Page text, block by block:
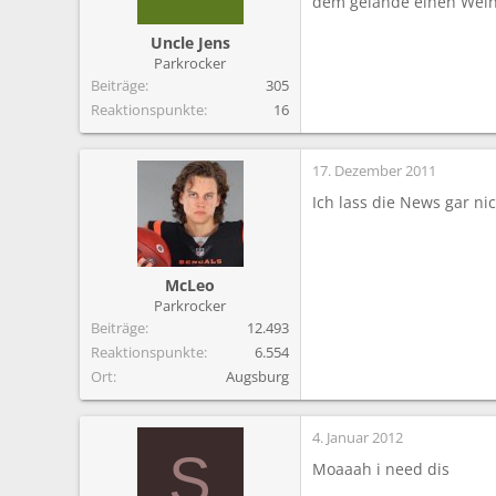
Uncle Jens
Parkrocker
Beiträge
305
Reaktionspunkte
16
McLeo
Parkrocker
Beiträge
12.493
Reaktionspunkte
6.554
Ort
Augsburg
17. Dezember 2011
Ich lass die News gar
S
4. Januar 2012
Moaaah i need dis